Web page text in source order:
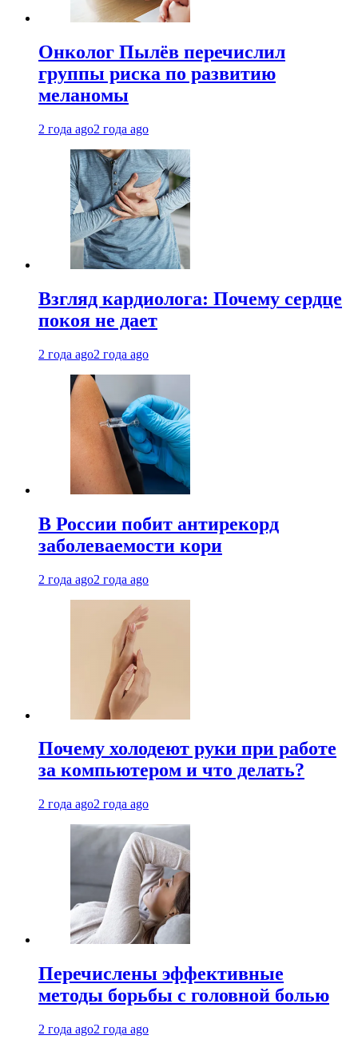
Онколог Пылёв перечислил
группы риска по развитию
меланомы
2 года ago2 года ago
Взгляд кардиолога: Почему сердце
покоя не дает
2 года ago2 года ago
В России побит антирекорд
заболеваемости кори
2 года ago2 года ago
Почему холодеют руки при работе
за компьютером и что делать?
2 года ago2 года ago
Перечислены эффективные
методы борьбы с головной болью
2 года ago2 года ago